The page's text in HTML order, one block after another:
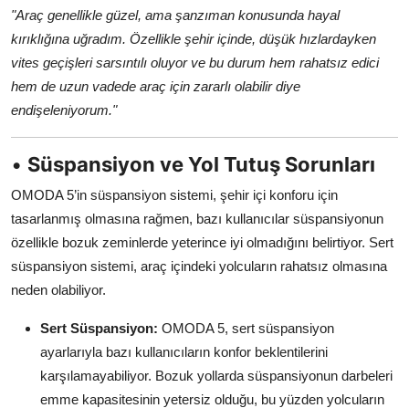
"Araç genellikle güzel, ama şanzıman konusunda hayal
kırıklığına uğradım. Özellikle şehir içinde, düşük hızlardayken
vites geçişleri sarsıntılı oluyor ve bu durum hem rahatsız edici
hem de uzun vadede araç için zararlı olabilir diye
endişeleniyorum."
• Süspansiyon ve Yol Tutuş Sorunları
OMODA 5’in süspansiyon sistemi, şehir içi konforu için
tasarlanmış olmasına rağmen, bazı kullanıcılar süspansiyonun
özellikle bozuk zeminlerde yeterince iyi olmadığını belirtiyor. Sert
süspansiyon sistemi, araç içindeki yolcuların rahatsız olmasına
neden olabiliyor.
Sert Süspansiyon: OMODA 5, sert süspansiyon
ayarlarıyla bazı kullanıcıların konfor beklentilerini
karşılamayabiliyor. Bozuk yollarda süspansiyonun darbeleri
emme kapasitesinin yetersiz olduğu, bu yüzden yolcuların